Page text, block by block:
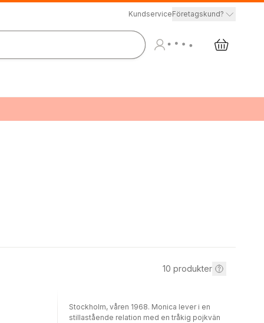
KundserviceFöretagskund?
10 produkter
Stockholm, våren 1968. Monica lever i en
stillastående relation med en tråkig pojkvän